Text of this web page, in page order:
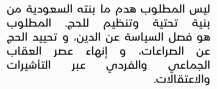
ليس المطلوب هدم ما بنته السعودية من
بنية تحتية وتنظيم للحج. المطلوب
هو فصل السياسة عن الدين، و تحييد الحج
عن الصراعات، و إنهاء عصر العقاب
الجماعي والفردي عبر التأشيرات
والاعتقالات.